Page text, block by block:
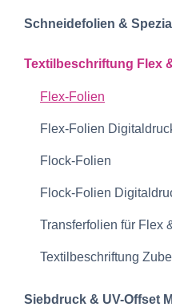
Schneidefolien &‍
Textilbeschriftun‍g‍ Flex
Flex-Folien
Flex-Folien
Flock-Folien
Flock-Folien
Transferfolien für Flex
Textilbeschriftung
Siebdruck & UV-Offset